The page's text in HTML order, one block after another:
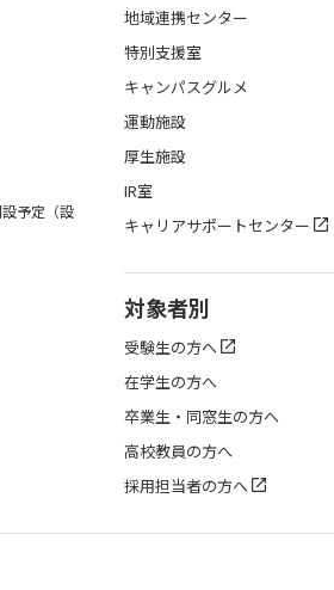
予定（設
地域連携センター
特別支援室
キャンパスグルメ
運動施設
厚生施設
IR室
キャリアサポートセンター
対象者別
受験生の方へ
在学生の方へ
卒業生・同窓生の方へ
高校教員の方へ
採用担当者の方へ